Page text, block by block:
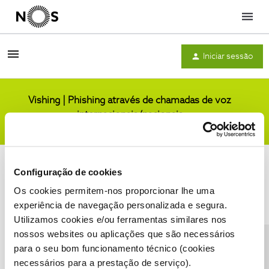
Configuração de cookies
Os cookies permitem-nos proporcionar lhe uma
experiência de navegação personalizada e segura.
Utilizamos cookies e/ou ferramentas similares nos
nossos websites ou aplicações que são necessários
para o seu bom funcionamento técnico (cookies
necessários para a prestação de serviço).
Menu
Iniciar sessão
Vishing | Phishing através de chamadas de voz
internacionais/nacionais
Condições do Fórum NOS Accessibility statement